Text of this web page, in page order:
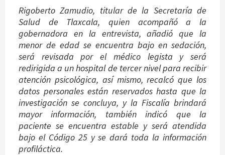
Rigoberto Zamudio, titular de la Secretaría de
Salud de Tlaxcala, quien acompañó a la
gobernadora en la entrevista, añadió que la
menor de edad se encuentra bajo en sedación,
será revisada por el médico legista y será
redirigida a un hospital de tercer nivel para recibir
atención psicológica, así mismo, recalcó que los
datos personales están reservados hasta que la
investigación se concluya, y la Fiscalía brindará
mayor información, también indicó que la
paciente se encuentra estable y será atendida
bajo el Código 25 y se dará toda la información
profiláctica.